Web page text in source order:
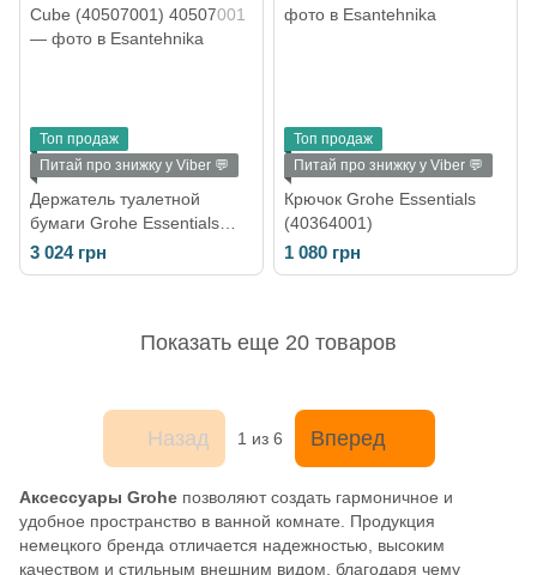
Топ продаж
Питай про знижку у Viber 💬
Держатель туалетной
бумаги Grohe Essentials
Cube (40507001)
3 024 грн
Топ продаж
Питай про знижку у Viber 💬
Крючок Grohe Essentials
(40364001)
1 080 грн
Показать еще 20 товаров
Назад 1 из 6 Вперед
Аксессуары Grohe позволяют создать гармоничное и
удобное пространство в ванной комнате. Продукция
немецкого бренда отличается надежностью, высоким
качеством и стильным внешним видом, благодаря чему